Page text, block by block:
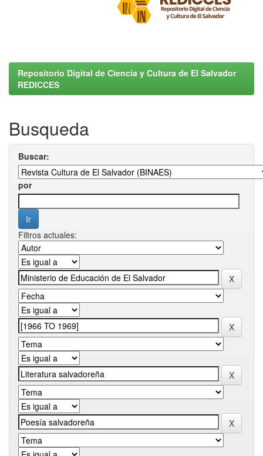
Repositorio Digital de Ciencia y Cultura de El Salvador
REDICCES
Busqueda
Buscar:
por
Filtros actuales: